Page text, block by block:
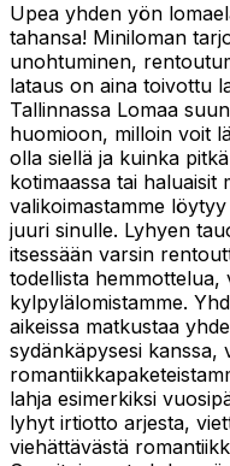
Upea yhden yön
tahansa! Miniloman
unohtuminen,
lataus on aina toivottu
Tallinnassa Lomaa
huomioon, milloin voit
olla siellä ja kuinka
kotimaassa tai haluaisit
valikoimastamme
juuri sinulle. Lyhyen
itsessään varsin
todellista hemmottelua,
kylpylälomistamme.
aikeissa matkustaa
sydänkäpysesi kanssa,
lahja esimerkiksi
lyhyt irtiotto arjesta,
viehättävästä